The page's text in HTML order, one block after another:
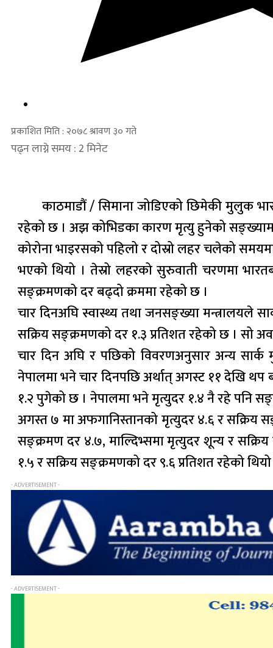
प्रकाशित मिति : २०७८ श्रावण ३० गते
पढ्न लाग्ने समय : 2 मिनेट
काठमाडौं / सिमाना जोडिएको छिमेकी मुलुक
रहेको छ । अझ कोभिडका कारण मृत्यु हुनेको
कोरोना भाइरसको पहिलो र दोस्रो लहर चलेको
भएको थियो । तेस्रो लहरको सुरुवाती चरणमा
सङ्क्रमणको दर बढ्दो क्रममा रहेको छ ।
चार दिनअघि स्वास्थ्य तथा जनसङ्ख्या मन्त्रालयले
सक्रिय सङ्क्रमणको दर १.३ प्रतिशत रहेको छ । सो
चार दिन अघि र पछिको विवरणअनुसार अन्य
नेपालमा भने चार दिनपछि अर्थात् अगस्ट ११ देखि
१.२ पुगेको छ । नेपालमा भने मृत्युदर १.४ नै रहे पनि
अगस्त ७ मा अफगानिस्तानको मृत्युदर ४.६ र सक्रिय
सङ्क्रमण दर ४.७, माल्दिभ्समा मृत्युदर शून्य र
१.५ र सक्रिय सङ्क्रमणको दर ९.६ प्रतिशत रहेको
- ADVERTISEMENT -
- ADVERTISEMENT -